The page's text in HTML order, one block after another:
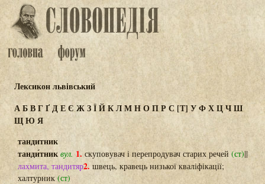
Лексикон львівський
АБВГҐДЕЄ ЖЗЇЙКЛМНОПР С[Т] УФХЦЧШ
ЩЮ Я
тандитник
танди́тник вул. 1. скуповувач і перепродувач старих речей (ст)||
лахмита, тандитяр2.швець, кравець низької кваліфікації;
халтурник (ст)